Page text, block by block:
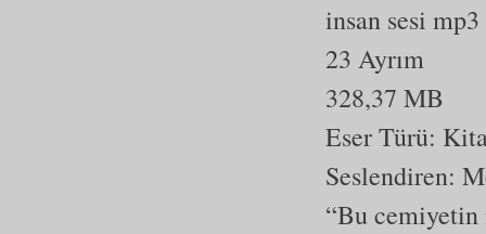
insan sesi mp3
23 Ayrım
328,37 MB
Eser Türü:
Seslendiren:
“Bu